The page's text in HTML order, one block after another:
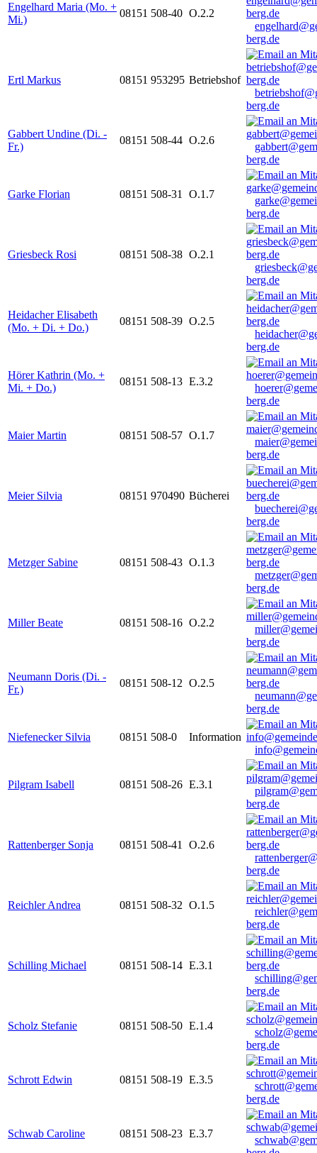
Engelhard Maria (Mo. +
Mi.)
08151 508-40 O.2.2
berg.de
Ertl Markus 08151 953295 Betriebshof
berg.de
Gabbert Undine (Di. -
Fr.)
08151 508-44 O.2.6
berg.de
Garke Florian 08151 508-31 O.1.7
berg.de
Griesbeck Rosi 08151 508-38 O.2.1
berg.de
Heidacher Elisabeth
(Mo. + Di. + Do.)
08151 508-39 O.2.5
berg.de
Hörer Kathrin (Mo. +
Mi. + Do.)
08151 508-13 E.3.2
berg.de
Maier Martin 08151 508-57 O.1.7
berg.de
Meier Silvia 08151 970490 Bücherei
berg.de
Metzger Sabine 08151 508-43 O.1.3
berg.de
Miller Beate 08151 508-16 O.2.2
berg.de
Neumann Doris (Di. -
Fr.)
08151 508-12 O.2.5
berg.de
Niefenecker Silvia 08151 508-0
Information
Pilgram Isabell 08151 508-26 E.3.1
berg.de
Rattenberger Sonja 08151 508-41
O.2.6
berg.de
Reichler Andrea 08151 508-32 O.1.5
berg.de
Schilling Michael 08151 508-14 E.3.1
berg.de
Scholz Stefanie 08151 508-50 E.1.4
berg.de
Schrott Edwin 08151 508-19 E.3.5
berg.de
Schwab Caroline 08151 508-23 E.3.7